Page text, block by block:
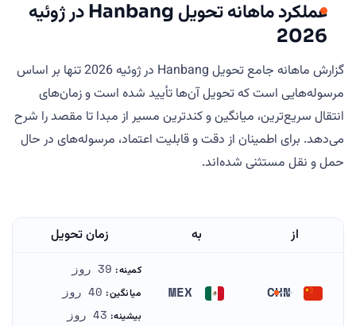
عملکرد ماهانه تحویل Hanbang در ژوئیه
2026
گزارش ماهانه جامع تحویل Hanbang در ژوئیه 2026 تنها بر اساس
مرسوله‌هایی است که تحویل آن‌ها تأیید شده است و زمان‌های
انتقال سریع‌ترین، میانگین و کندترین مسیر از مبدا تا مقصد را شرح
می‌دهد. برای اطمینان از دقت و قابلیت اعتماد، مرسوله‌های در حال
حمل و نقل مستثنی شده‌اند.
از به زمان تحویل
CHN
کمینه: 39 روز
میانگین: 40 روز
بیشینه: 43 روز